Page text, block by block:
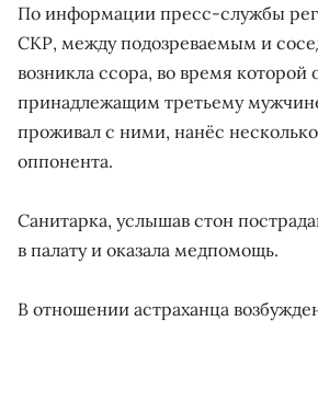
По информации пресс-службы
СКР, между подозреваемым и
возникла ссора, во время которой
принадлежащим третьему
проживал с ними, нанёс несколько
оппонента.
Санитарка, услышав стон
в палату и оказала медпомощь.
В отношении астраханца